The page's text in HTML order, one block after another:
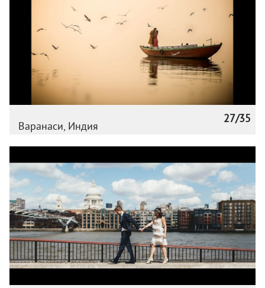
27/35
Варанаси, Индия